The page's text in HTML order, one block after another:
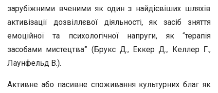
зарубіжними вченими як один з найдієвіших шляхів
активізації дозвіллєвої діяльності, як засіб зняття
емоційної та психологічної напруги, як “терапія
засобами мистецтва” (Брукс Д., Еккер Д., Келлер Г.,
Лаунфельд В.).
Активне або пасивне споживання культурних благ як